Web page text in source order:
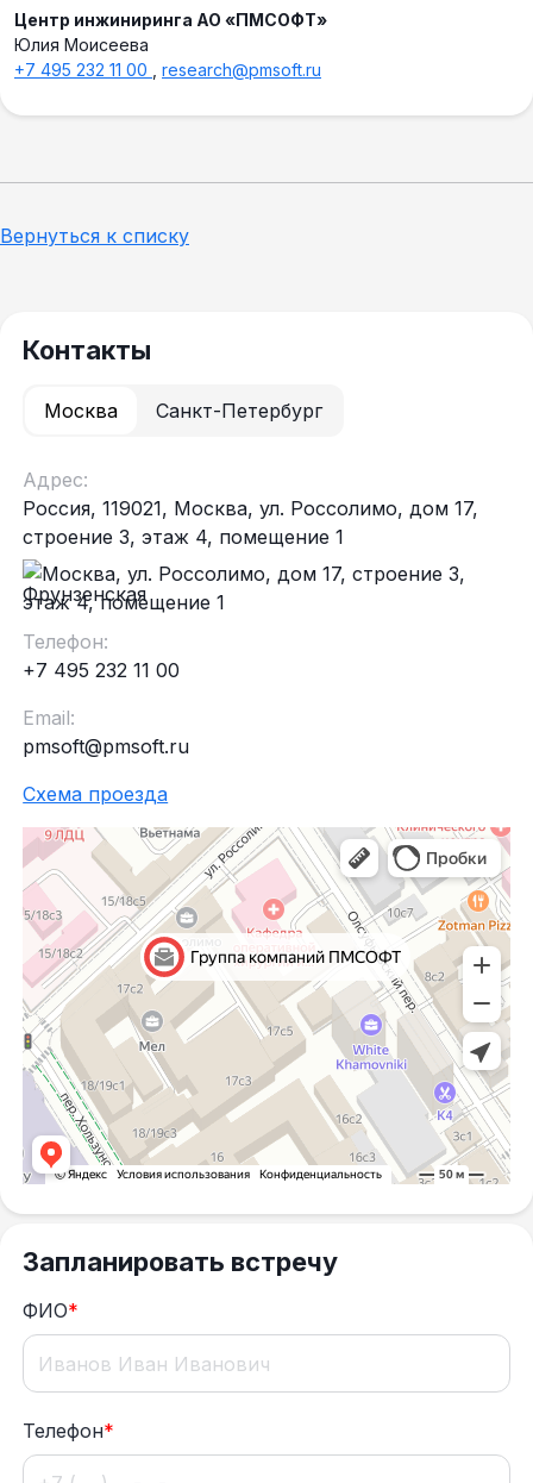
Центр инжиниринга АО «ПМСОФТ»
Юлия Моисеева
+7 495 232 11 00
research@pmsoft.ru
Вернуться к списку
Контакты
Москва Санкт-Петербург
Адрес:
Россия, 119021, Москва, ул. Россолимо, дом 17,
строение 3, этаж 4, помещение 1
Фрунзенская
Телефон:
+7 495 232 11 00
Email:
pmsoft@pmsoft.ru
Схема проезда
Запланировать встречу
ФИО*
Телефон*